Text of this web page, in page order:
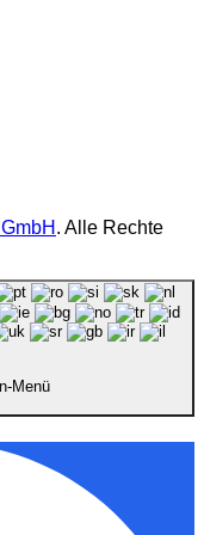
. Alle Rechte